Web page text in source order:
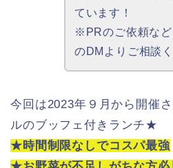
ています！
※PRのご依頼など
のDMよりご相談く
今回は2023年９月から開催
ルのブッフェ付きランチ★
★時間制限なしでコスパ最強